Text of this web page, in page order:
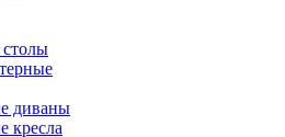
столы
диваны
кресла